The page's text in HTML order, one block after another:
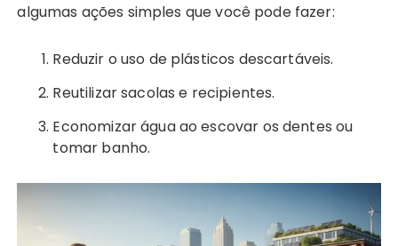
algumas ações simples que você pode fazer:
Reduzir o uso de plásticos descartáveis.
Reutilizar sacolas e recipientes.
Economizar água ao escovar os dentes ou
tomar banho.